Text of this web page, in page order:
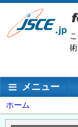
メ
ン
移
メインナビゲーシ
メニュー
パ
ン
ホーム